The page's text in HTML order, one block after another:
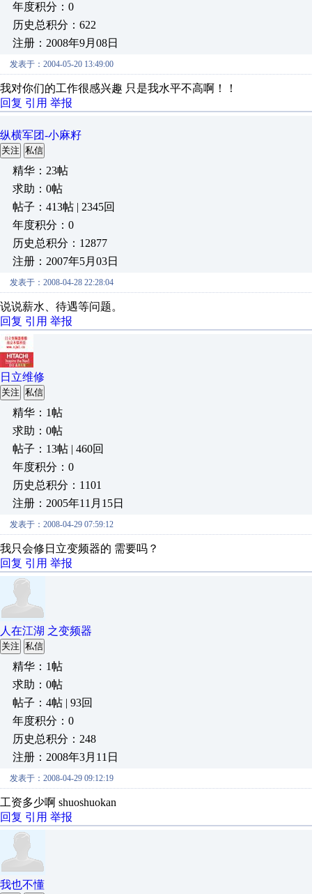
年度积分：0
历史总积分：622
注册：2008年9月08日
发表于：2004-05-20 13:49:00
我对你们的工作很感兴趣 只是我水平不高啊！！
回复 引用 举报
纵横军团-小麻籽
关注 私信
精华：23帖
求助：0帖
帖子：413帖 | 2345回
年度积分：0
历史总积分：12877
注册：2007年5月03日
发表于：2008-04-28 22:28:04
说说薪水、待遇等问题。
回复 引用 举报
日立维修
关注 私信
精华：1帖
求助：0帖
帖子：13帖 | 460回
年度积分：0
历史总积分：1101
注册：2005年11月15日
发表于：2008-04-29 07:59:12
我只会修日立变频器的 需要吗？
回复 引用 举报
人在江湖 之变频器
关注 私信
精华：1帖
求助：0帖
帖子：4帖 | 93回
年度积分：0
历史总积分：248
注册：2008年3月11日
发表于：2008-04-29 09:12:19
工资多少啊 shuoshuokan
回复 引用 举报
我也不懂